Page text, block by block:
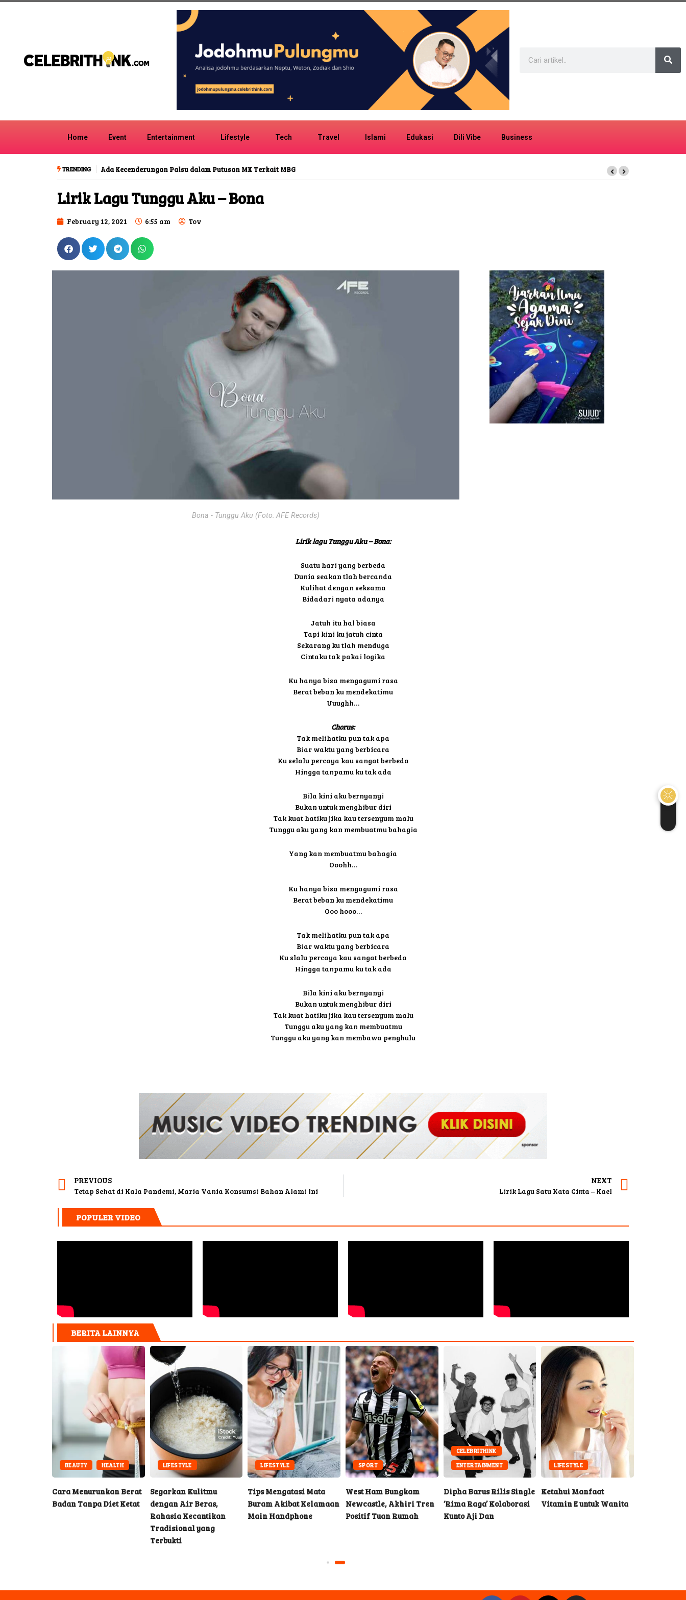
Home Event Entertainment Lifestyle Tech Travel Islami Edukasi Dili Vibe Business
TRENDING Ada Kecenderungan Palsu dalam Putusan MK Terkait MBG
Lirik Lagu Tunggu Aku – Bona
February 12, 2021 6:55 am Tov
Bona - Tunggu Aku (Foto: AFE Records)
Lirik lagu Tunggu Aku – Bona:
Suatu hari yang berbeda
Dunia seakan tlah bercanda
Kulihat dengan seksama
Bidadari nyata adanya
Jatuh itu hal biasa
Tapi kini ku jatuh cinta
Sekarang ku tlah menduga
Cintaku tak pakai logika
Ku hanya bisa mengagumi rasa
Berat beban ku mendekatimu
Uuughh…
Chorus:
Tak melihatku pun tak apa
Biar waktu yang berbicara
Ku selalu percaya kau sangat berbeda
Hingga tanpamu ku tak ada
Bila kini aku bernyanyi
Bukan untuk menghibur diri
Tak kuat hatiku jika kau tersenyum malu
Tunggu aku yang kan membuatmu bahagia
Yang kan membuatmu bahagia
Ooohh…
Ku hanya bisa mengagumi rasa
Berat beban ku mendekatimu
Ooo hooo…
Tak melihatku pun tak apa
Biar waktu yang berbicara
Ku slalu percaya kau sangat berbeda
Hingga tanpamu ku tak ada
Bila kini aku bernyanyi
Bukan untuk menghibur diri
Tak kuat hatiku jika kau tersenyum malu
Tunggu aku yang kan membuatmu
Tunggu aku yang kan membawa penghulu
PREVIOUS
Tetap Sehat di Kala Pandemi, Maria Vania Konsumsi Bahan Alami Ini
NEXT
Lirik Lagu Satu Kata Cinta – Kael
POPULER VIDEO
BERITA LAINNYA
BEAUTY HEALTH
Cara Menurunkan Berat
Badan Tanpa Diet Ketat
LIFESTYLE
Segarkan Kulitmu
dengan Air Beras,
Rahasia Kecantikan
Tradisional yang
Terbukti
LIFESTYLE
Tips Mengatasi Mata
Buram Akibat Kelamaan
Main Handphone
SPORT
West Ham Bungkam
Newcastle, Akhiri Tren
Positif Tuan Rumah
CELEBRITHINK
ENTERTAINMENT
Dipha Barus Rilis Single
‘Rima Raga’ Kolaborasi
Kunto Aji Dan
LIFESTYLE
Ketahui Manfaat
Vitamin E untuk Wanita